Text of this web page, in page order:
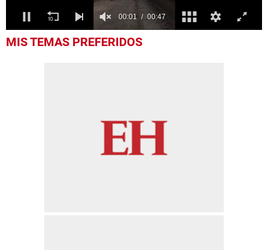
seconds
MIS TEMAS PREFERIDOS